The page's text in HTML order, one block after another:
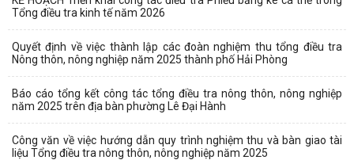
Tổng điều tra kinh tế năm 2026
Quyết định về việc thành lập các đoàn nghiệm thu tổng điều tra
Nông thôn, nông nghiệp năm 2025 thành phố Hải Phòng
Báo cáo tổng kết công tác tổng điều tra nông thôn, nông nghiệp
năm 2025 trên địa bàn phường Lê Đại Hành
Công văn về việc hướng dẫn quy trình nghiệm thu và bàn giao tài
liệu Tổng điều tra nông thôn, nông nghiệp năm 2025